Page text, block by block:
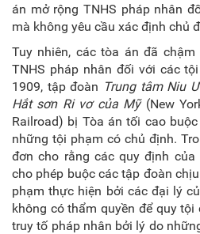
án mở rộng TNHS pháp nhân
mà không yêu cầu xác định chủ
Tuy nhiên, các tòa án đã
TNHS pháp nhân đối với các
1909, tập đoàn Trung tâm Niu
Hắt sơn Ri vơ của Mỹ(New
Railroad) bị Tòa án tối cao
những tội phạm có chủ định.
đơn cho rằng các quy định
cho phép buộc các tập đoàn
phạm thực hiện bởi các đại lý
không có thẩm quyền để quy
truy tố pháp nhân bởi lý do